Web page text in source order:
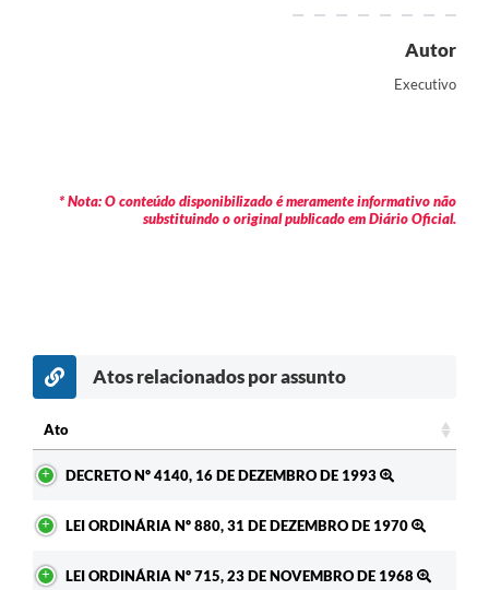
Projetos
Serviços Online
A Prefeitura
Jornal
Agenda
Autor
Executivo
* Nota: O conteúdo disponibilizado é meramente informativo não
substituindo o original publicado em Diário Oficial.
Atos relacionados por assunto
Ato
DECRETO Nº 4140, 16 DE DEZEMBRO DE 1993
LEI ORDINÁRIA Nº 880, 31 DE DEZEMBRO DE 1970
LEI ORDINÁRIA Nº 715, 23 DE NOVEMBRO DE 1968